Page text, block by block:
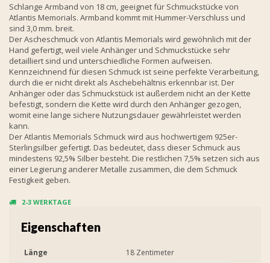
Schlange Armband von 18 cm, geeignet für Schmuckstücke von
Atlantis Memorials. Armband kommt mit Hummer-Verschluss und
sind 3,0 mm. breit.
Der Ascheschmuck von Atlantis Memorials wird gewöhnlich mit der
Hand gefertigt, weil viele Anhänger und Schmuckstücke sehr
detailliert sind und unterschiedliche Formen aufweisen.
Kennzeichnend für diesen Schmuck ist seine perfekte Verarbeitung,
durch die er nicht direkt als Aschebehältnis erkennbar ist. Der
Anhänger oder das Schmuckstück ist außerdem nicht an der Kette
befestigt, sondern die Kette wird durch den Anhänger gezogen,
womit eine lange sichere Nutzungsdauer gewährleistet werden
kann.
Der Atlantis Memorials Schmuck wird aus hochwertigem 925er-
Sterlingsilber gefertigt. Das bedeutet, dass dieser Schmuck aus
mindestens 92,5% Silber besteht. Die restlichen 7,5% setzen sich aus
einer Legierung anderer Metalle zusammen, die dem Schmuck
Festigkeit geben.
2-3 WERKTAGE
Eigenschaften
Länge
18 Zentimeter